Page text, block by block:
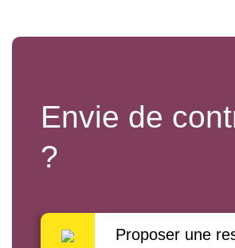
Envie de
?
Proposer une